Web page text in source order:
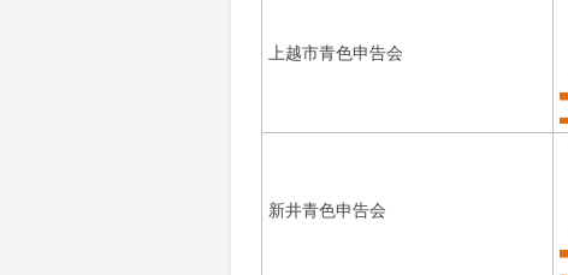
上越市青色申告会
新井青色申告会